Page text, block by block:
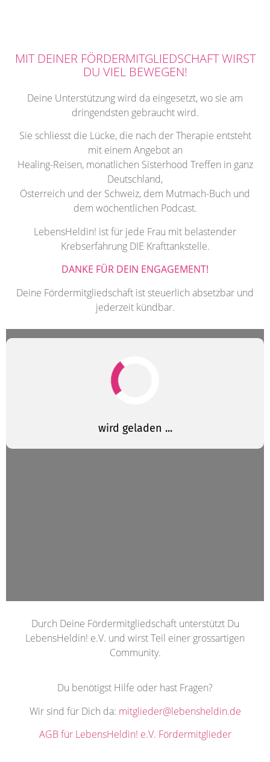
MIT DEINER FÖRDERMITGLIEDSCHAFT WIRST
DU VIEL BEWEGEN!
Deine Unterstützung wird da eingesetzt, wo sie am
dringendsten gebraucht wird.
Sie schliesst die Lücke, die nach der Therapie entsteht
mit einem Angebot an
Healing-Reisen, monatlichen Sisterhood Treffen in ganz
Deutschland,
Österreich und der Schweiz, dem Mutmach-Buch und
dem wöchentlichen Podcast.
LebensHeldin! ist für jede Frau mit belastender
Krebserfahrung DIE Krafttankstelle.
DANKE FÜR DEIN ENGAGEMENT!
Deine Fördermitgliedschaft ist steuerlich absetzbar und
jederzeit kündbar.
Durch Deine Fördermitgliedschaft unterstützt Du
LebensHeldin! e.V. und wirst Teil einer grossartigen
Community.
Du benötigst Hilfe oder hast Fragen?
Wir sind für Dich da: mitglieder@lebensheldin.de
AGB für LebensHeldin! e.V. Fördermitglieder